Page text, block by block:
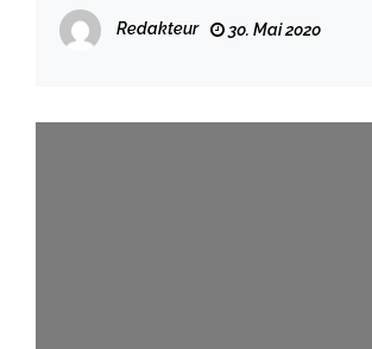
Alles Mega
Redakteur 30. Mai 2020